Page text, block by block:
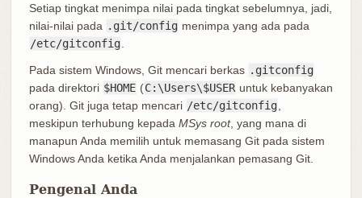
Setiap tingkat menimpa nilai pada tingkat sebelumnya, jadi,
nilai-nilai pada .git/config menimpa yang ada pada
/etc/gitconfig
Pada sistem Windows, Git mencari berkas .gitconfig
pada direktori $HOME (C:\Users\$USER untuk kebanyakan
orang). Git juga tetap mencari /etc/gitconfig
meskipun terhubung kepada MSys root, yang mana di
manapun Anda memilih untuk memasang Git pada sistem
Windows Anda ketika Anda menjalankan pemasang Git.
Pengenal Anda